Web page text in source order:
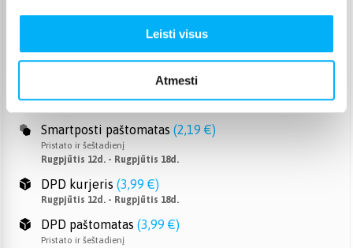
Leisti visus
Atmesti
2,99 € )
Rugpjūtis 12d. - Rugpjūtis 18d.
(2,39 €)
Smartposti paštomatas (2,19 €)
Pristato ir šeštadienį
Rugpjūtis 12d. - Rugpjūtis 18d.
DPD kurjeris (3,99 €)
Rugpjūtis 12d. - Rugpjūtis 18d.
DPD paštomatas (3,99 €)
Pristato ir šeštadienį